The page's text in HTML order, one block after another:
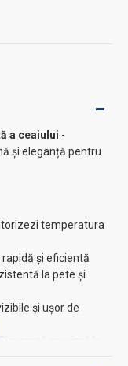
a ceaiului -
și eleganță pentru
temperatura
rapidă și eficientă
la pete și
și ușor de
maximă în